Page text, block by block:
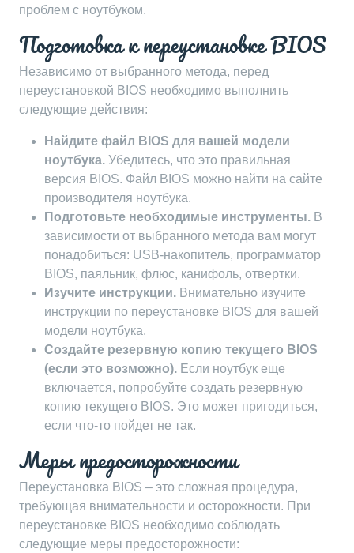
проблем с ноутбуком.
Подготовка к переустановке BIOS
Независимо от выбранного метода, перед
переустановкой BIOS необходимо выполнить
следующие действия:
Найдите файл BIOS для вашей модели
ноутбука. Убедитесь, что это правильная
версия BIOS. Файл BIOS можно найти на сайте
производителя ноутбука.
Подготовьте необходимые инструменты. В
зависимости от выбранного метода вам могут
понадобиться: USB-накопитель, программатор
BIOS, паяльник, флюс, канифоль, отвертки.
Изучите инструкции. Внимательно изучите
инструкции по переустановке BIOS для вашей
модели ноутбука.
Создайте резервную копию текущего BIOS
(если это возможно). Если ноутбук еще
включается, попробуйте создать резервную
копию текущего BIOS. Это может пригодиться,
если что-то пойдет не так.
Меры предосторожности
Переустановка BIOS – это сложная процедура,
требующая внимательности и осторожности. При
переустановке BIOS необходимо соблюдать
следующие меры предосторожности: